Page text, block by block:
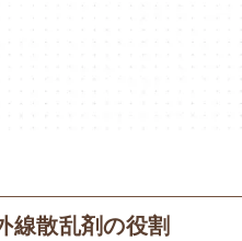
線散乱剤の役割